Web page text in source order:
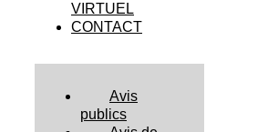
VIRTUEL
CONTACT
Avis
publics